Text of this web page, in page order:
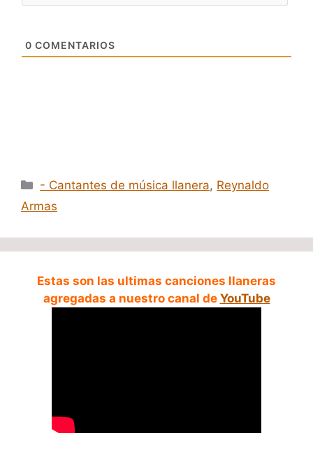
0 COMENTARIOS
Categorías
- Cantantes de música llanera, Reynaldo
Armas
Estas son las ultimas canciones llaneras
agregadas a nuestro canal de YouTube